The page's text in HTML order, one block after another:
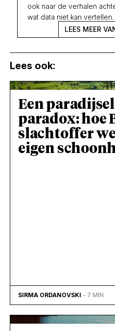
ook naar de verhalen
wat data niet kan vertellen.
LEES MEER
Lees ook:
Een
paradox: hoe
slachtoffer
eigen
SIRMA ORDANOVSKI - 7 MIN